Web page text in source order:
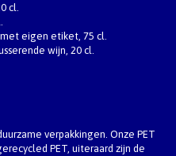
cl.
eigen etiket, 75 cl.
wijn, 20 cl.
verpakkingen. Onze PET
PET, uiteraard zijn de